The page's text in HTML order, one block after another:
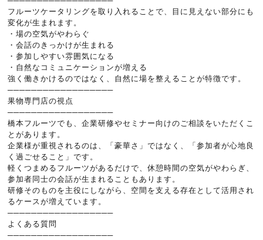
フルーツケータリングを取り入れることで、目に見えない部分にも
変化が生まれます。
・場の空気がやわらぐ
・会話のきっかけが生まれる
・参加しやすい雰囲気になる
・自然なコミュニケーションが増える
強く働きかけるのではなく、自然に場を整えることが特徴です。
──────────────────
果物専門店の視点
──────────────────
橋本フルーツでも、企業研修やセミナー向けのご相談をいただくこ
とがあります。
企業様が重視されるのは、「豪華さ」ではなく、「参加者が心地良
く過ごせること」です。
軽くつまめるフルーツがあるだけで、休憩時間の空気がやわらぎ、
参加者同士の会話が生まれることもあります。
研修そのものを主役にしながら、空間を支える存在として活用され
るケースが増えています。
──────────────────
よくある質問
──────────────────